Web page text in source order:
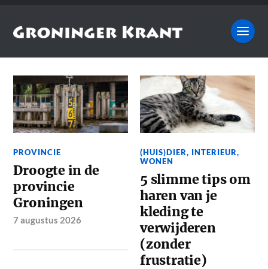
PROVINCIE
Droogte in de
provincie
Groningen
7 augustus 2026
(HUIS)DIER, INTERIEUR,
WONEN
5 slimme tips om
haren van je
kleding te
verwijderen
(zonder
frustratie)